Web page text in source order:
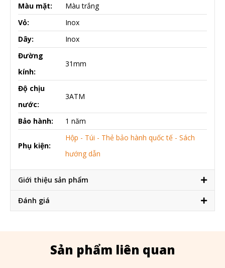
Màu mặt:
Màu trắng
Vỏ:
Inox
Dây:
Inox
Đường
kính:
31mm
Độ chịu
nước:
3ATM
Bảo hành: 1 năm
Phụ kiện:
Hộp - Túi - Thẻ bảo hành quốc tế - Sách
hướng dẫn
Giới thiệu sản phẩm
Đánh giá
Sản phẩm liên quan